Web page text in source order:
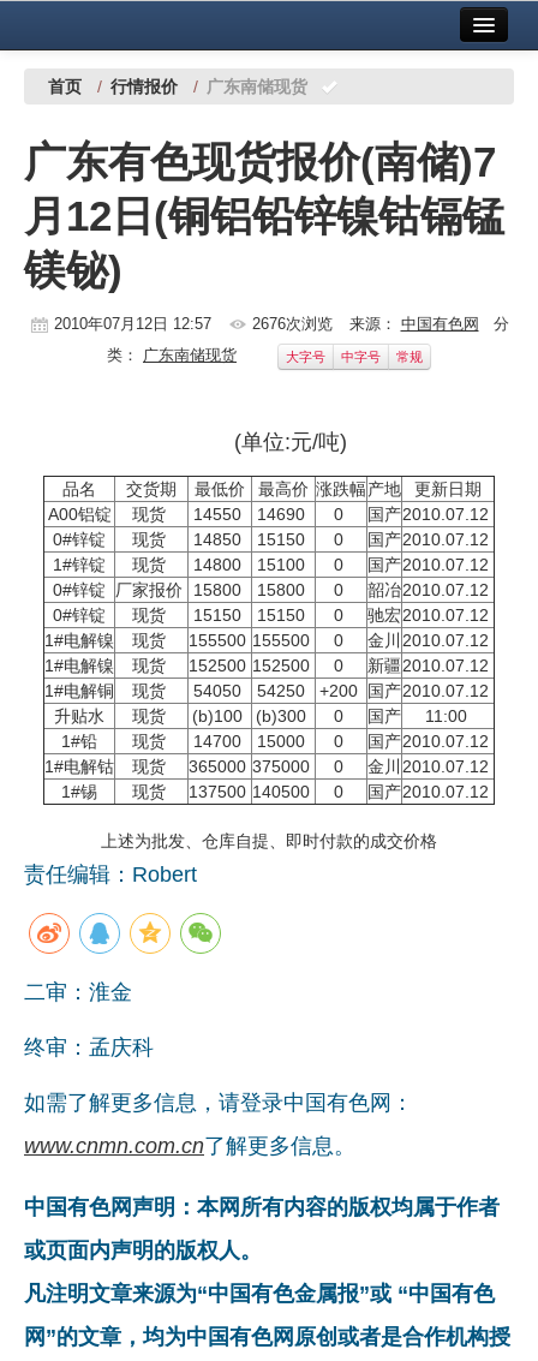
中国有色金属报社主办 广告服务
铜镍铅锌
铝
稀有稀土
有色市场
党建工作
企业文化
《资源再生》杂志
行情报价
数字报
首页 / 行情报价 / 广东南储现货
广东有色现货报价(南储)7
月12日(铜铝铅锌镍钴镉锰
镁铋)
2010年07月12日 12:57 2676次浏览 来源： 中国有色网 分
类： 广东南储现货 大字号 中字号 常规
(单位:元/吨)
品名 交货期 最低价 最高价 涨跌幅产地
更新日期
A00铝锭
现货 14550 14690 0 国产2010.07.12
0#锌锭
现货 14850 15150 0 国产2010.07.12
1#锌锭
现货 14800 15100 0 国产2010.07.12
0#锌锭
厂家报价 15800 15800 0 韶冶2010.07.12
0#锌锭
现货 15150 15150 0 驰宏2010.07.12
1#电解镍
现货 155500 155500 0 金川 2010.07.12
1#电解镍
现货 152500 152500 0 新疆2010.07.12
1#电解铜
现货 54050 54250 +200 国产2010.07.12
升贴水
现货 (b)100 (b)300 0 国产
11:00
1#铅
现货 14700 15000 0 国产2010.07.12
1#电解钴
现货 365000 375000 0 金川 2010.07.12
1#锡
现货 137500 140500 0 国产2010.07.12
上述为批发、仓库自提、即时付款的成交价格
责任编辑：Robert
二审：淮金
终审：孟庆科
如需了解更多信息，请登录中国有色网：
www.cnmn.com.cn了解更多信息。
中国有色网声明：本网所有内容的版权均属于作者
或页面内声明的版权人。
凡注明文章来源为“中国有色金属报”或 “中国有色
网”的文章，均为中国有色网原创或者是合作机构授